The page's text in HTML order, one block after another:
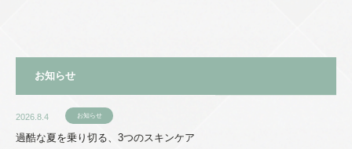
お知らせ
2026.8.4 お知らせ
過酷な夏を乗り切る、3つのスキンケア